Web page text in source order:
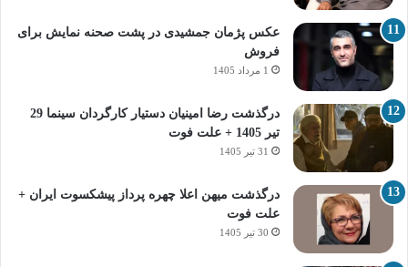
عکس پژمان جمشیدی در پشت صحنه نمایش برای
فروش
1 مرداد 1405
درگذشت رضا امینیان دستیار کارگردان سینما 29
تیر 1405 + علت فوت
31 تیر 1405
درگذشت میهن اعلا چهره پرداز پیشکسوت ایران +
علت فوت
30 تیر 1405